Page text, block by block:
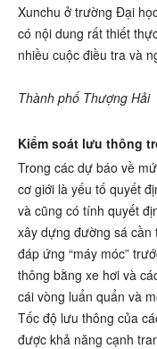
Xunchu ở trường Đại
có nội dung rất thiết
nhiều cuộc điều tra và
Thành phố Thượng Hải
Kiểm soát lưu thông
Trong các dự báo về
cơ giới là yếu tố quyết
và cũng có tính quyết
xây dựng đường sá
đáp ứng “máy móc”
thông bằng xe hơi và
cái vòng luẩn quẩn và
Tốc độ lưu thông của
được khả năng cạnh